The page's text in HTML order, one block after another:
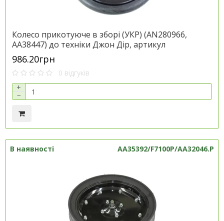
Колесо прикотуюче в зборі (УКР) (AN280966,
AA38447) до техніки Джон Дір, артикул
AN281359.P
986.20грн
0 відгуків
+
−
В наявності AA35392/F7100P/AA32046.P